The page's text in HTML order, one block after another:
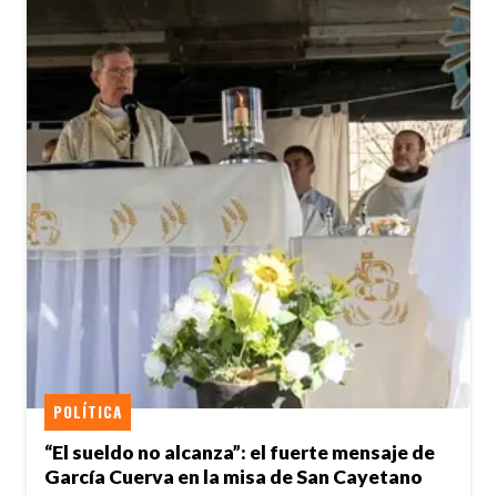
“El sueldo no alcanza”: el fuerte mensaje de
García Cuerva en la misa de San Cayetano
POLÍTICA